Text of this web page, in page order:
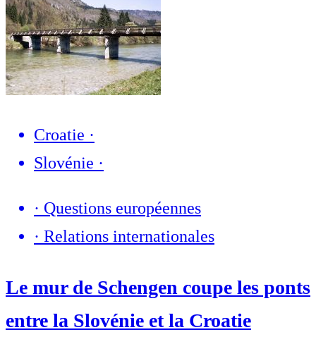
Croatie ·
Slovénie ·
· Questions européennes
· Relations internationales
Le mur de Schengen coupe les ponts
entre la Slovénie et la Croatie